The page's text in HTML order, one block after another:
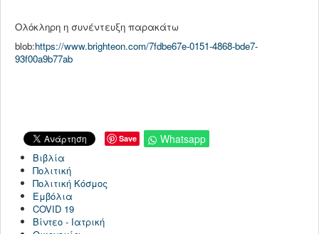
Ολόκληρη η συνέντευξη παρακάτω
blob:https://www.brighteon.com/7fdbe67e-0151-4868-bde7-
93f00a9b77ab
Save Whatsapp
Βιβλία
Πολιτική
Πολιτική Κόσμος
Εμβόλια
COVID 19
Βίντεο - Ιατρική